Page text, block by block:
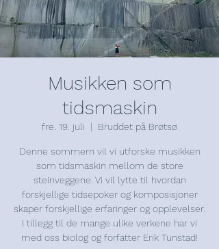
Musikken som
tidsmaskin
fre. 19. juli
  |
Bruddet på Brøtsø
Denne sommern vil vi utforske musikken
som tidsmaskin mellom de store
steinveggene. Vi vil lytte til hvordan
forskjellige tidsepoker og komposisjoner
skaper forskjellige erfaringer og opplevelser.
I tillegg til de mange ulike verkene har vi
med oss biolog og forfatter Erik Tunstad!